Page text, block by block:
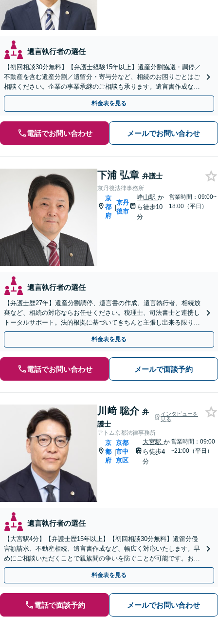
遺言執行者の選任
【初回相談30分無料】【弁護士経験15年以上】遺産分割協議・調停／
不動産を含む遺産分割／遺留分・寄与分など、相続のお困りごとはご
相談ください。企業の事業承継のご相談も承ります。遺言書作成など
生前対策もサポート【烏丸駅3分】【Web面談可】
料金表を見る
電話でお問い合わせ メールでお問い合わせ
下浦 弘章 弁護士
京丹後法律事務所
京
都
府
|
京丹
後市
峰山駅か
ら徒歩10
分
営業時間：09:00~
18:00（平日）
遺言執行者の選任
【弁護士歴27年】遺産分割調停、遺言書の作成、遺言執行者、相続放
棄など、相続の対応ならお任せください。税理士、司法書士と連携し
トータルサポート。法的根拠に基づいてきちんと主張し出来る限りご
希望に沿った結果に導きます【兵庫県北部エリアも対応】
料金表を見る
電話でお問い合わせ メールで面談予約
川﨑 聡介 弁
護士
インタビューを
見る
アトム京都法律事務所
京
都
府
|
京都
市中
京区
大宮駅 か
ら徒歩4
分
営業時間：09:00
~21:00（平日）
遺言執行者の選任
【大宮駅4分】【弁護士歴15年以上】【初回相談30分無料】遺留分侵
害額請求、不動産相続、遺言書作成など、幅広く対応いたします。早
めにご相談いただくことで親族間の争いを防ぐことが可能です。おひ
とりで悩まず、まずは弁護士にご相談ください。
料金表を見る
電話で面談予約 メールでお問い合わせ